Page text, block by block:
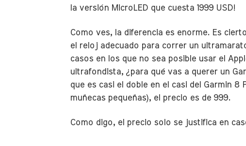
la versión MicroLED que cuesta 1999 USD!
Como ves, la diferencia es enorme. Es
el reloj adecuado para correr un
casos en los que no sea posible usar el
ultrafondista, ¿para qué vas a querer un
que es casi el doble en el casi del Garmin
muñecas pequeñas), el precio es de 999.
Como digo, el precio solo se justifica en